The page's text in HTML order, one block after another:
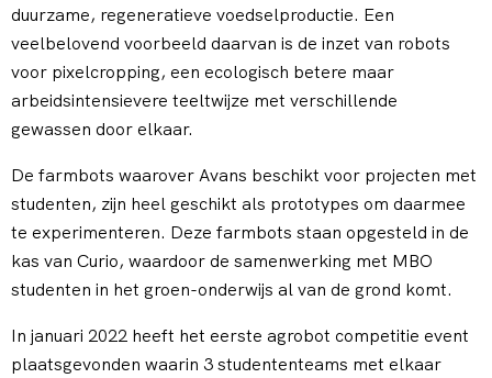
duurzame, regeneratieve voedselproductie. Een
veelbelovend voorbeeld daarvan is de inzet van robots
voor pixelcropping, een ecologisch betere maar
arbeidsintensievere teeltwijze met verschillende
gewassen door elkaar.
De farmbots waarover Avans beschikt voor projecten met
studenten, zijn heel geschikt als prototypes om daarmee
te experimenteren. Deze farmbots staan opgesteld in de
kas van Curio, waardoor de samenwerking met MBO
studenten in het groen-onderwijs al van de grond komt.
In januari 2022 heeft het eerste agrobot competitie event
plaatsgevonden waarin 3 studententeams met elkaar